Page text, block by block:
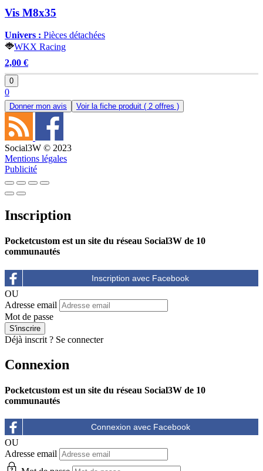
Vis M8x35
Univers : Pièces détachées
WKX Racing
2,00 €
0
0
Donner mon avis Voir la fiche produit ( 2 offres )
Social3W © 2023
Mentions légales
Publicité
Inscription
Pocketcustom est un site du réseau Social3W de 10
communautés
OU
Adresse email
Mot de passe
Déjà inscrit ? Se connecter
Connexion
Pocketcustom est un site du réseau Social3W de 10
communautés
OU
Adresse email